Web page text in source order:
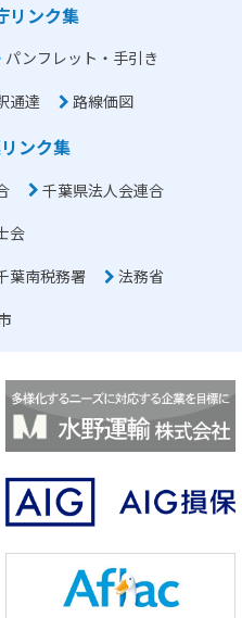
リンク集
パンフレット・手引き
通達 路線価図
ンク集
千葉県法人会連合
会
葉南税務署
法務省